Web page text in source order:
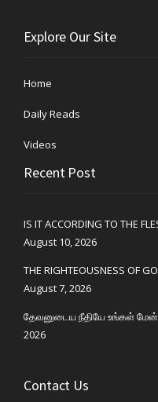
Explore Our Site
Home
Daily Reads
Videos
Recent Post
IS IT ACCORDING TO THE
August 10, 2026
THE RIGHTEOUSNESS OF
August 7, 2026
தேவனுடைய நீதியே உங்கள்
2026
Contact Us